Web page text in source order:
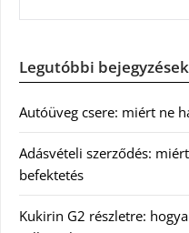
Legutóbbi bejegyzések
Autóüveg csere: miért ne
Adásvételi szerződés:
befektetés
Kukirin G2 részletre: